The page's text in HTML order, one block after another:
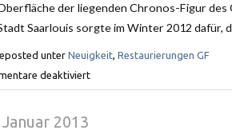
der liegenden Chronos-Figur
Saarlouis sorgte im Winter 2012 dafür,
unter Neuigkeit, Restaurierungen GF
deaktiviert
2013